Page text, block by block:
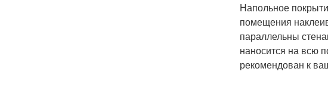
Напольное
помещения
параллельны
наносится на всю
рекомендован к